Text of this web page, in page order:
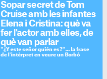
Sopar secret de Tom
Cruise amb les infantes
Elena i Cristina: què va
fer l'actor amb elles, de
què van parlar
"¿Y este señor quién es?"... la frase
de l'intèrpret en veure un Borbó